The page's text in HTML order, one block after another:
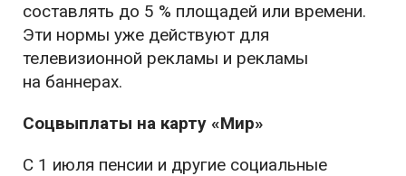
составлять до 5 % площадей или времени.
Эти нормы уже действуют для
телевизионной рекламы и рекламы
на баннерах.
Соцвыплаты на карту «Мир»
С 1 июля пенсии и другие социальные